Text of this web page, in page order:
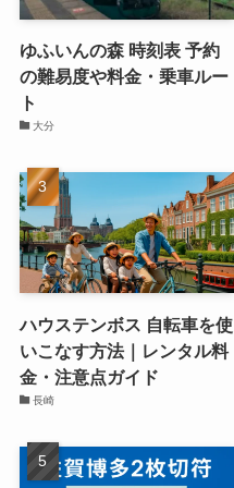
ゆふいんの森 時刻表 予約
の難易度や料金・乗車ルー
ト
大分
ハウステンボス 自転車を使
いこなす方法｜レンタル料
金・注意点ガイド
長崎